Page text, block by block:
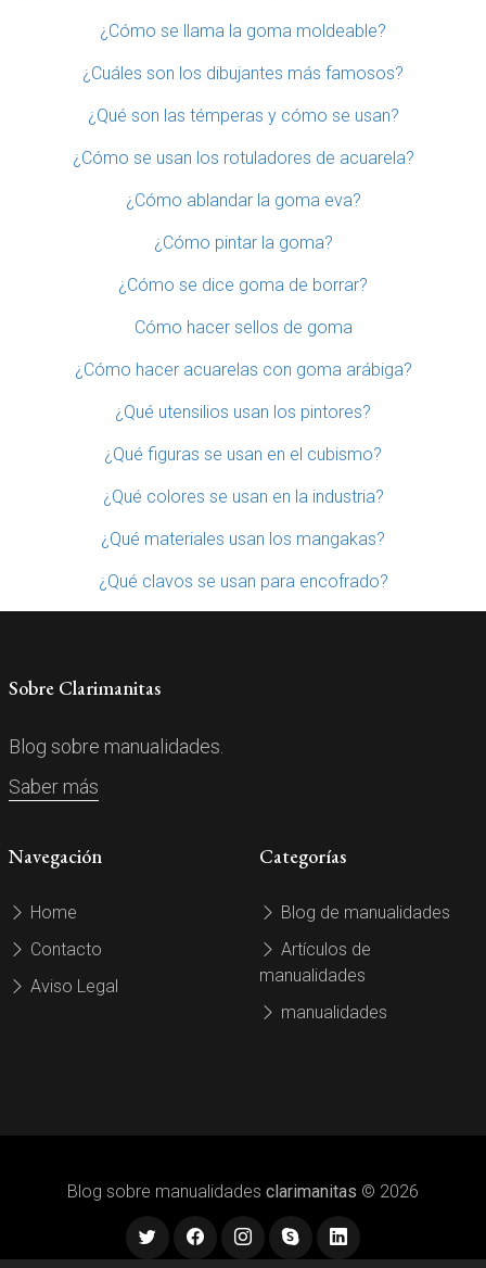
¿Cómo se llama la goma moldeable?
¿Cuáles son los dibujantes más famosos?
¿Qué son las témperas y cómo se usan?
¿Cómo se usan los rotuladores de acuarela?
¿Cómo ablandar la goma eva?
¿Cómo pintar la goma?
¿Cómo se dice goma de borrar?
Cómo hacer sellos de goma
¿Cómo hacer acuarelas con goma arábiga?
¿Qué utensilios usan los pintores?
¿Qué figuras se usan en el cubismo?
¿Qué colores se usan en la industria?
¿Qué materiales usan los mangakas?
¿Qué clavos se usan para encofrado?
Sobre Clarimanitas
Blog sobre manualidades.
Saber más
Navegación
Home
Contacto
Aviso Legal
Categorías
Blog de manualidades
Artículos de
manualidades
manualidades
Blog sobre manualidades clarimanitas © 2026